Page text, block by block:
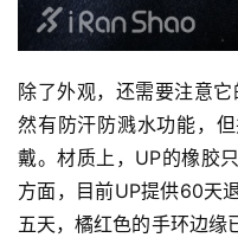
除了外观，还需要注意
然有防汗防溅水功能，
戴。材质上，UP的橡胶
方面，目前UP提供60天
五天，橘红色的手环边缘